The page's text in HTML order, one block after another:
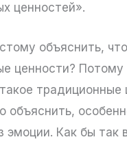
ценностей».
объяснить,
ценности? Потому
традиционные
объяснить,
эмоции. Как бы так